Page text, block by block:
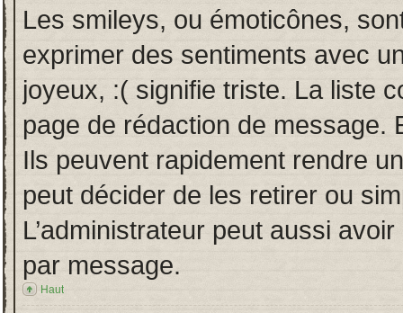
Les smileys, ou émoticônes,
exprimer des sentiments avec
joyeux, :( signifie triste. La liste
page de rédaction de message.
Ils peuvent rapidement rendre
peut décider de les retirer ou
L’administrateur peut aussi
par message.
Haut